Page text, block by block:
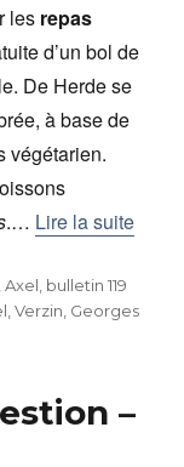
les repas
d’un bol de
De Herde se
à base de
végétarien.
.… Lire la suite
Axel bulletin 119
,Verzin, Georges
–